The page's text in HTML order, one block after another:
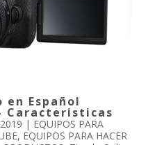
en Español
– Caracteristicas
| EQUIPOS PARA
, EQUIPOS PARA HACER